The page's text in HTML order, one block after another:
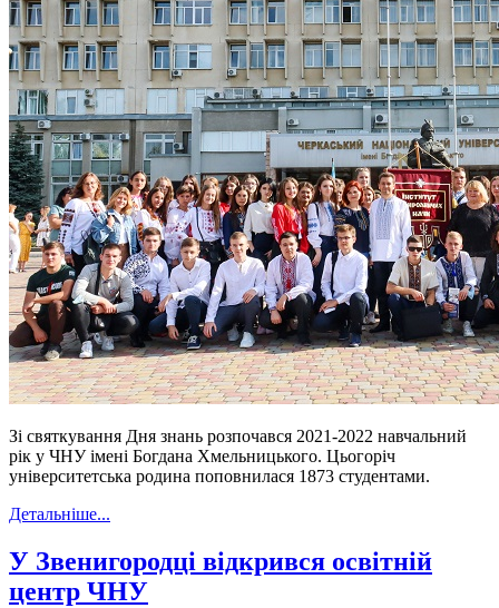
Зі святкування Дня знань розпочався 2021-2022 навчальний
рік у ЧНУ імені Богдана Хмельницького. Цьогоріч
університетська родина поповнилася 1873 студентами.
Детальніше...
У Звенигородці відкрився освітній
центр ЧНУ